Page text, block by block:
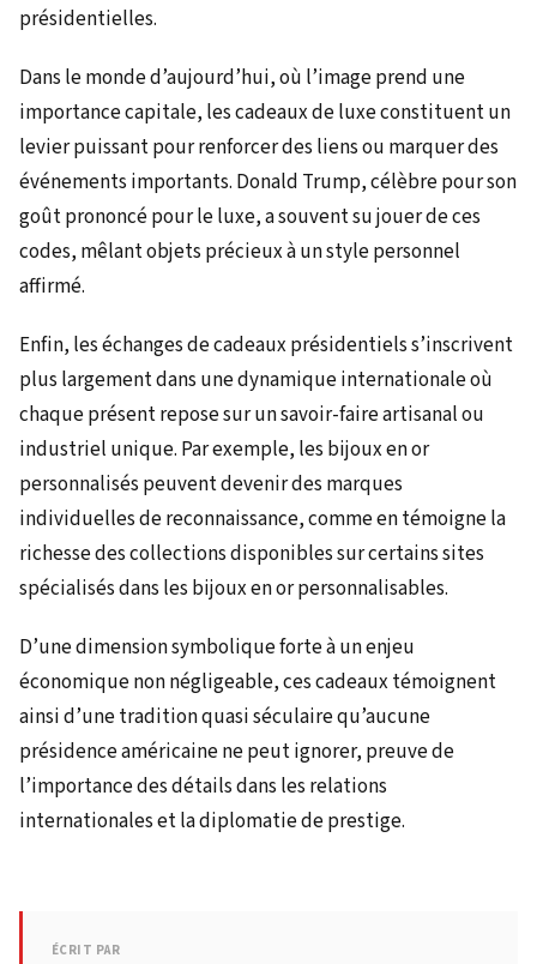
présidentielles.
Dans le monde d’aujourd’hui, où l’image prend une
importance capitale, les cadeaux de luxe constituent un
levier puissant pour renforcer des liens ou marquer des
événements importants. Donald Trump, célèbre pour son
goût prononcé pour le luxe, a souvent su jouer de ces
codes, mêlant objets précieux à un style personnel
affirmé.
Enfin, les échanges de cadeaux présidentiels s’inscrivent
plus largement dans une dynamique internationale où
chaque présent repose sur un savoir-faire artisanal ou
industriel unique. Par exemple, les bijoux en or
personnalisés peuvent devenir des marques
individuelles de reconnaissance, comme en témoigne la
richesse des collections disponibles sur certains sites
spécialisés dans les bijoux en or personnalisables.
D’une dimension symbolique forte à un enjeu
économique non négligeable, ces cadeaux témoignent
ainsi d’une tradition quasi séculaire qu’aucune
présidence américaine ne peut ignorer, preuve de
l’importance des détails dans les relations
internationales et la diplomatie de prestige.
ÉCRIT PAR